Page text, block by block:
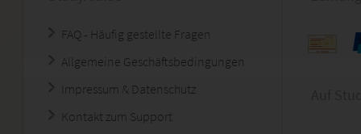
FAQ - Häufig gestellte Fragen
Allgemeine Geschäftsbedingungen
Impressum & Datenschutz
Kontakt zum Support